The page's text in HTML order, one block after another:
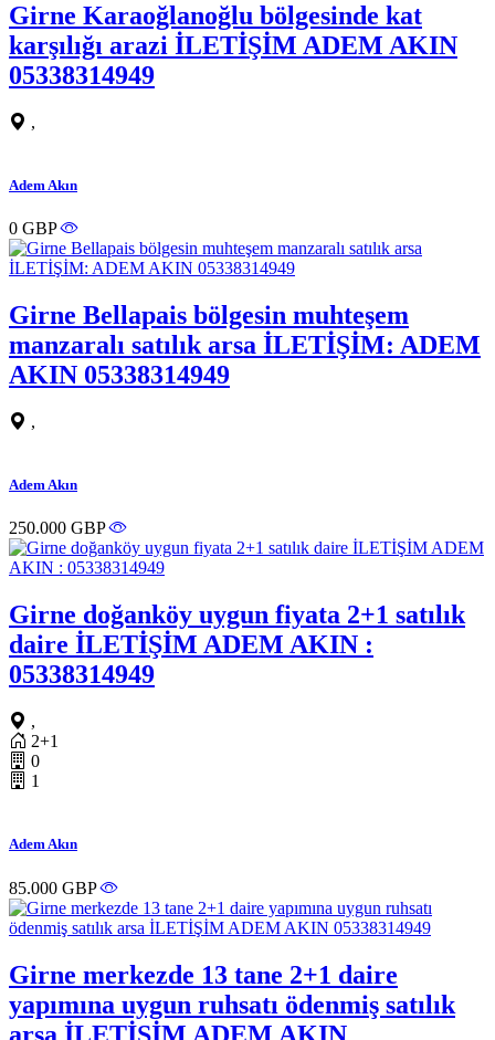
Girne Karaoğlanoğlu bölgesinde kat
karşılığı arazi İLETİŞİM ADEM AKIN
05338314949
,
Adem Akın
0 GBP
Girne Bellapais bölgesin muhteşem
manzaralı satılık arsa İLETİŞİM: ADEM
AKIN 05338314949
,
Adem Akın
250.000 GBP
Girne doğanköy uygun fiyata 2+1 satılık
daire İLETİŞİM ADEM AKIN :
05338314949
,
2+1
0
1
Adem Akın
85.000 GBP
Girne merkezde 13 tane 2+1 daire
yapımına uygun ruhsatı ödenmiş satılık
arsa İLETİŞİM ADEM AKIN